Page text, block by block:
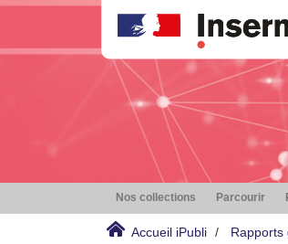
Nos collections Parcourir
Accueil iPubli Rapports